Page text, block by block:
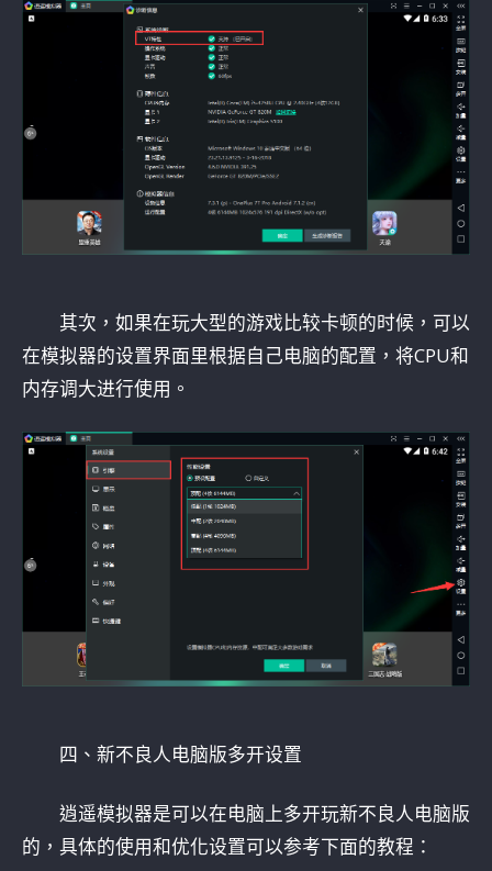
其次，如果在玩大型的游戏比较卡顿的时候，可以
在模拟器的设置界面里根据自己电脑的配置，将CPU和
内存调大进行使用。
四、新不良人电脑版多开设置
逍遥模拟器是可以在电脑上多开玩新不良人电脑版
的，具体的使用和优化设置可以参考下面的教程：